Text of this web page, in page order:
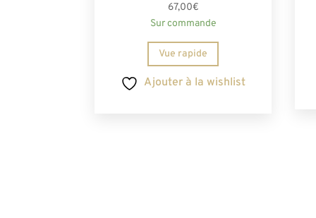
67,00€
Sur commande
Vue rapide
Ajouter à la wishlist